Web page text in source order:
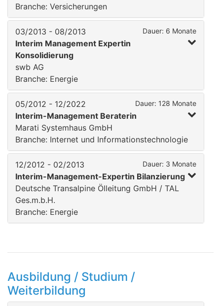
Branche: Versicherungen
03/2013 - 08/2013 Dauer: 6 Monate
Interim Management Expertin
Konsolidierung
swb AG
Branche: Energie
05/2012 - 12/2022 Dauer: 128 Monate
Interim-Management Beraterin
Marati Systemhaus GmbH
Branche: Internet und Informationstechnologie
12/2012 - 02/2013 Dauer: 3 Monate
Interim-Management-Expertin Bilanzierung
Deutsche Transalpine Ölleitung GmbH / TAL
Ges.m.b.H.
Branche: Energie
Ausbildung / Studium /
Weiterbildung